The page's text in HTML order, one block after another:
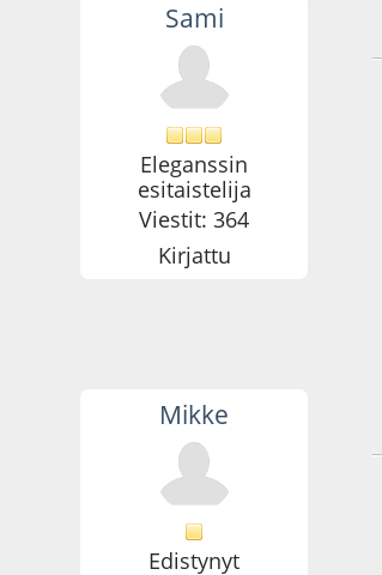
Sami
Eleganssin
esitaistelija
Viestit: 364
Kirjattu
Mikke
Edistynyt